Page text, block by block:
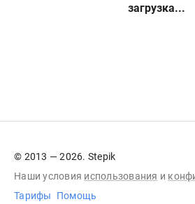
загрузка...
© 2013 — 2026. Stepik
Наши условия использования и
Тарифы
Помощь